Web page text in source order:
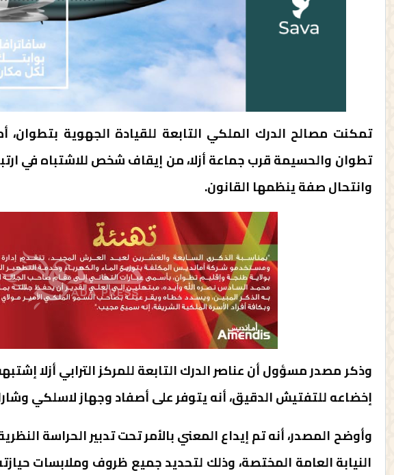
تمكنت مصالح الدرك الملكي التابعة للقيادة الجهوية بتطوان،
تطوان والحسيمة قرب جماعة أزلا، من إيقاف شخص للاشتباه في
وانتحال صفة ينظمها القانون.
وذكر مصدر مسؤول أن عناصر الدرك التابعة للمركز الترابي أزلا
إخضاعه للتفتيش الدقيق، أنه يتوفر على أصفاد وجهاز لاسلكي
وأوضح المصدر، أنه تم إيداع المعني بالأمر تحت تدبير الحراسة
النيابة العامة المختصة، وذلك لتحديد جميع ظروف وملابسات